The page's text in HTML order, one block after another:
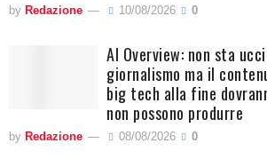
by Redazione 10/08/2026 0
AI Overview: non sta
giornalismo ma il
big tech alla fine
non possono produrre
by Redazione 08/08/2026 0